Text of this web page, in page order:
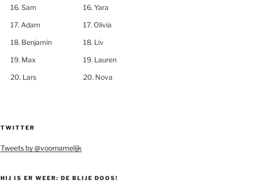
Sam
Adam
Benjamin
Max
Lars
Yara
Olivia
Liv
Lauren
Nova
TWITTER
Tweets by @voornamelijk
HIJ IS ER WEER: DE BLIJE DOOS!